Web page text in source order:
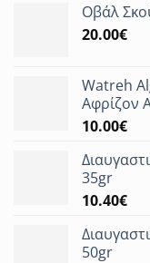
Οβάλ
20.00€
Watreh
Αφρίζον
10.00€
35gr
10.40€
50gr